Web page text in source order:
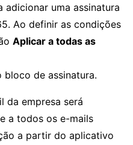
adicionar uma assinatura
Ao definir as condições
Aplicar a todas as
bloco de assinatura.
da empresa será
a todos os e-mails
a partir do aplicativo